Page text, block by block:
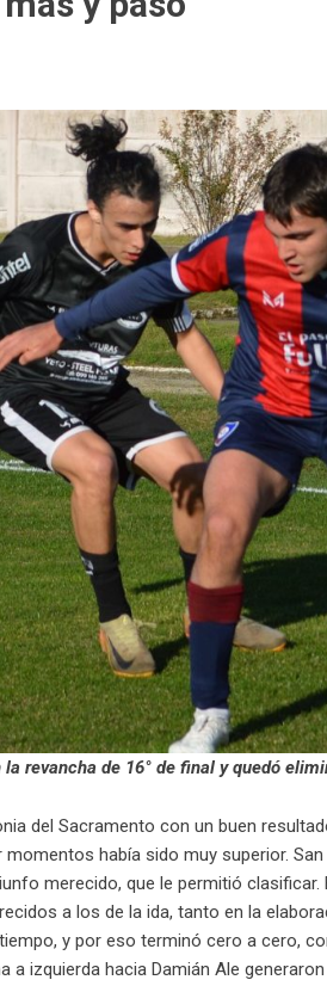
revancha de 16° de final y quedó
del Sacramento con un buen
momentos había sido muy superior.
merecido, que le permitió
a los de la ida, tanto en la
y por eso terminó cero a cero,
a izquierda hacia Damián Ale